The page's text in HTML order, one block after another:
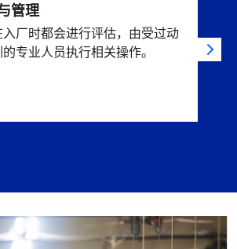
管理
厂时都会进行评估，由受过动
专业人员执行相关操作。
依